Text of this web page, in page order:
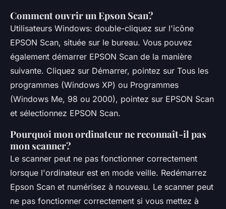
Comment ouvrir un Epson Scan?
Utilisateurs Windows: double-cliquez sur l'icône
EPSON Scan, située sur le bureau. Vous pouvez
également démarrer EPSON Scan de la manière
suivante. Cliquez sur Démarrer, pointez sur Tous les
programmes (Windows XP) ou Programmes
(Windows Me, 98 ou 2000), pointez sur EPSON Scan
et sélectionnez EPSON Scan.
Pourquoi mon ordinateur ne reconnaît-il pas
mon scanner?
Le scanner peut ne pas fonctionner correctement
lorsque l'ordinateur est en mode veille. Redémarrez
Epson Scan et numérisez à nouveau. Le scanner peut
ne pas fonctionner correctement si vous mettez à